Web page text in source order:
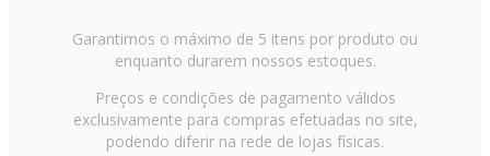
Garantimos o máximo de 5 itens por produto ou
enquanto durarem nossos estoques.
Preços e condições de pagamento válidos
exclusivamente para compras efetuadas no site,
podendo diferir na rede de lojas físicas.